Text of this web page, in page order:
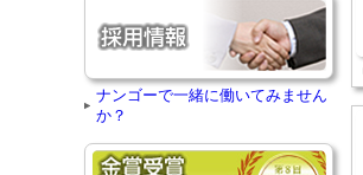
ナンゴーで一緒に働いてみません
か？